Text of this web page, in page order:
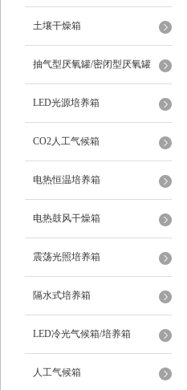
土壤干燥箱
抽气型厌氧罐/密闭型厌氧罐
LED光源培养箱
CO2人工气候箱
电热恒温培养箱
电热鼓风干燥箱
震荡光照培养箱
隔水式培养箱
LED冷光气候箱/培养箱
人工气候箱